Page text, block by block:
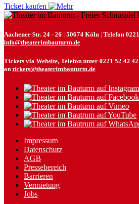
Ticket kaufen
Aachener Str. 24 - 26 | 50674 Köln | Telefon
info@theaterimbauturm.de
Tickets via Website, Telefon unter 0221 52 42
an tickets@theaterimbauturm.de
Impressum
Datenschutz
AGB
Pressebereich
Barrieren
Vermietung
Jobs